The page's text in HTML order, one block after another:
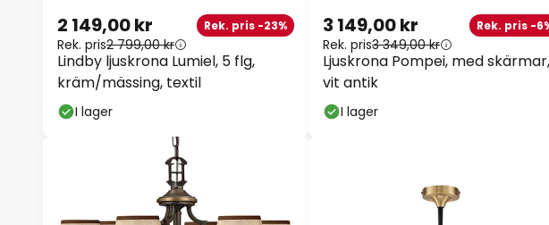
Lindby ljuskrona Lumiel, 5 flg,
kräm/mässing, textil
2 149,00 kr Rek. pris -23%
Rek. pris2 799,00 kr
I lager
Ljuskrona Pompei, med skärmar,
vit antik
3 149,00 kr Rek. pris -6%
Rek. pris3 349,00 kr
I lager